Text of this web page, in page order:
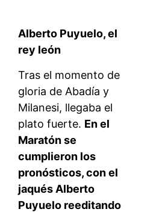
Alberto Puyuelo, el
rey león
Tras el momento de
gloria de Abadía y
Milanesi, llegaba el
plato fuerte. En el
Maratón se
cumplieron los
pronósticos, con el
jaqués Alberto
Puyuelo reeditando